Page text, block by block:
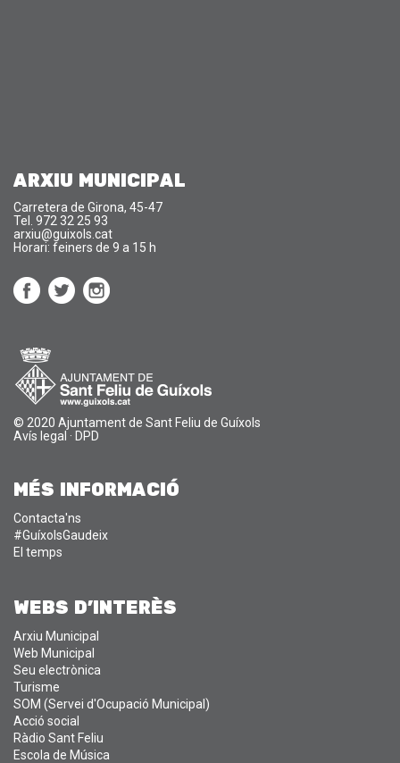
ARXIU MUNICIPAL
Carretera de Girona, 45-47
Tel. 972 32 25 93
arxiu@guixols.cat
Horari: feiners de 9 a 15 h
© 2020 Ajuntament de Sant Feliu de Guíxols
Avís legal · DPD
MÉS INFORMACIÓ
Contacta'ns
#GuíxolsGaudeix
El temps
WEBS D'INTERÈS
Arxiu Municipal
Web Municipal
Seu electrònica
Turisme
SOM (Servei d'Ocupació Municipal)
Acció social
Ràdio Sant Feliu
Escola de Música